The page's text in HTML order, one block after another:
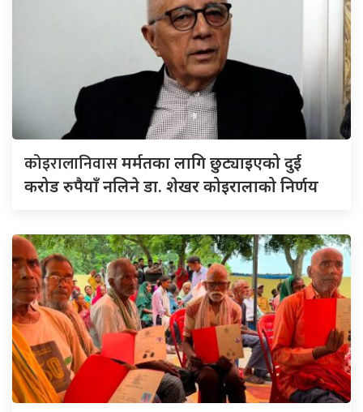
कोइरालानिवासमर्मतका लागि छुट्याइएको दुई
करोड रुपैयाँ नलिने डा. शेखर कोइरालाको निर्णय